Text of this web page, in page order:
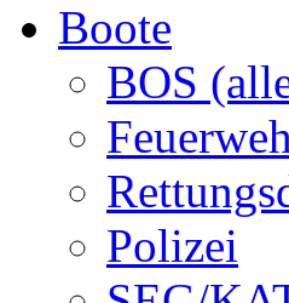
Boote
BOS
Polizei